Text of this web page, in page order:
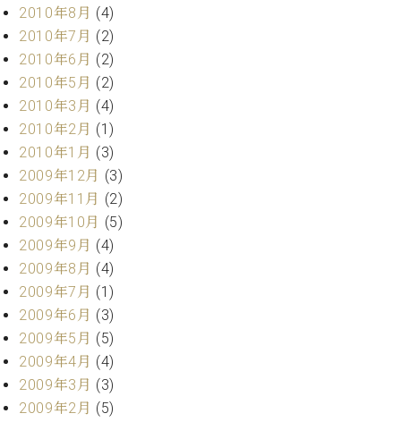
2010年8月 (4)
2010年7月 (2)
2010年6月 (2)
2010年5月 (2)
2010年3月 (4)
2010年2月 (1)
2010年1月 (3)
2009年12月 (3)
2009年11月 (2)
2009年10月 (5)
2009年9月 (4)
2009年8月 (4)
2009年7月 (1)
2009年6月 (3)
2009年5月 (5)
2009年4月 (4)
2009年3月 (3)
2009年2月 (5)